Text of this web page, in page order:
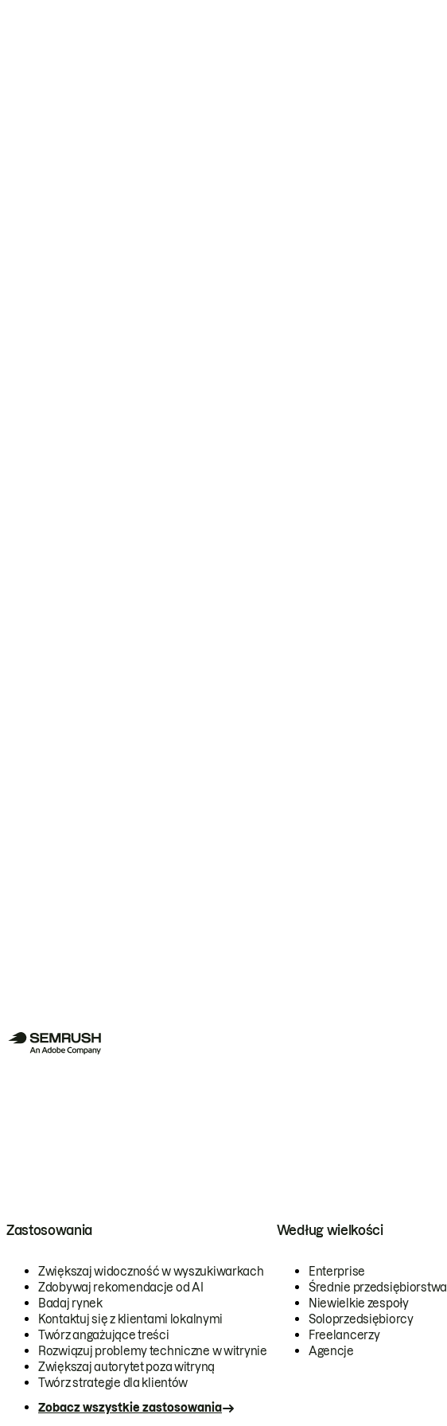
Zastosowania
Zwiększaj widoczność w wyszukiwarkach
Zdobywaj rekomendacje od AI
Badaj rynek
Kontaktuj się z klientami lokalnymi
Twórz angażujące treści
Rozwiązuj problemy techniczne w witrynie
Zwiększaj autorytet poza witryną
Twórz strategie dla klientów
Zobacz wszystkie zastosowania
Według wielkości
Enterprise
Średnie przedsiębiorstwa
Niewielkie zespoły
Soloprzedsiębiorcy
Freelancerzy
Agencje